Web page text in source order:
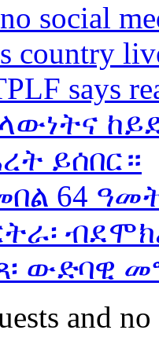
social
country
says
ይሰበር።
64
ውድባዊ
and